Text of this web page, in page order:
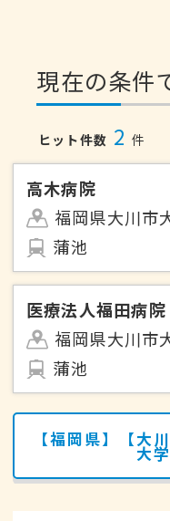
現在の条件
ヒット件数 2 件
高木病院
福岡県大川市
蒲池
医療法人福田病院
福岡県大川市
蒲池
【福岡県】【大
大